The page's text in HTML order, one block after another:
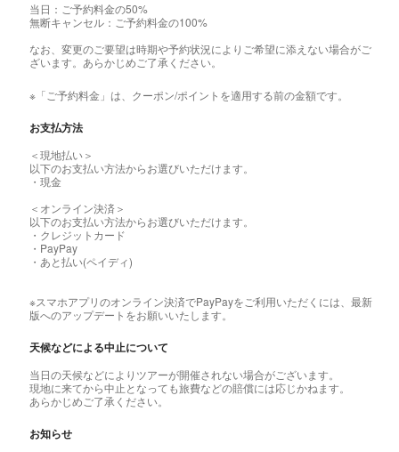
当日：ご予約料金の50%
無断キャンセル：ご予約料金の100%
なお、変更のご要望は時期や予約状況によりご希望に添えない場合がご
ざいます。あらかじめご了承ください。
※「ご予約料金」は、クーポン/ポイントを適用する前の金額です。
お支払方法
＜現地払い＞
以下のお支払い方法からお選びいただけます。
・現金
＜オンライン決済＞
以下のお支払い方法からお選びいただけます。
・クレジットカード
・PayPay
・あと払い(ペイディ)
※スマホアプリのオンライン決済でPayPayをご利用いただくには、最新
版へのアップデートをお願いいたします。
天候などによる中止について
当日の天候などによりツアーが開催されない場合がございます。
現地に来てから中止となっても旅費などの賠償には応じかねます。
あらかじめご了承ください。
お知らせ